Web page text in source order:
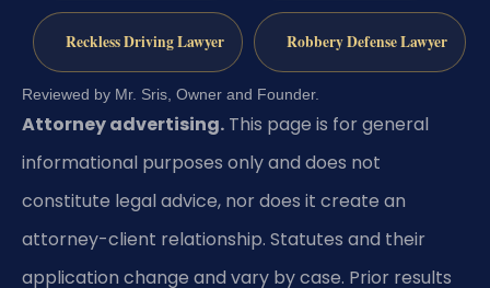
Reckless Driving Lawyer Robbery Defense Lawyer
Reviewed by Mr. Sris, Owner and Founder.
Attorney advertising. This page is for general
informational purposes only and does not
constitute legal advice, nor does it create an
attorney-client relationship. Statutes and their
application change and vary by case. Prior results